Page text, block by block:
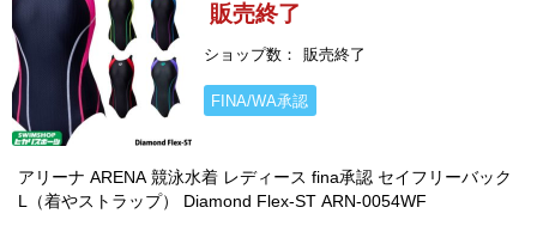
販売終了
ショップ数 販売終了
FINA/WA承認
アリーナ ARENA 競泳水着 レディース fina承認 セイフリーバック
L（着やストラップ） Diamond Flex-ST ARN-0054WF